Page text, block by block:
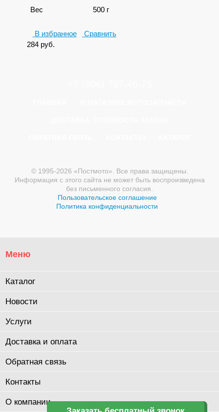
Вес
500 г
В избранное
Сравнить
284 руб.
© 1995-2026 «Постмото». Все права защищены.
Информация с этого сайта не может быть воспроизведена
без письменного согласия.
Пользовательское соглашение
Политика конфиденциальности
Меню
Каталог
Новости
Услуги
Доставка и оплата
Обратная связь
Контакты
О компании